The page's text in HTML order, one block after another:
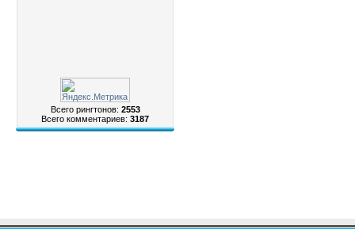
Всего рингтонов: 2553
Всего комментариев: 3187